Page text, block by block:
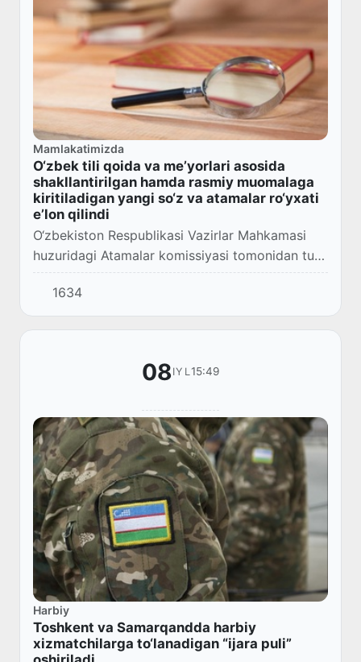
Mamlakatimizda
O‘zbek tili qoida va me’yorlari asosida
shakllantirilgan hamda rasmiy muomalaga
kiritiladigan yangi so‘z va atamalar ro‘yxati
e’lon qilindi
O‘zbekiston Respublikasi Vazirlar Mahkamasi
huzuridagi Atamalar komissiyasi tomonidan turli
fan va faoliyat sohalariga oid atamalar
muntazam ravishda tahlil qilinib, ularning milli...
1634
08IYL15:49
Harbiy
Toshkent va Samarqandda harbiy
xizmatchilarga to‘lanadigan “ijara puli”